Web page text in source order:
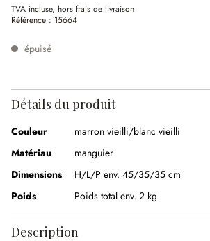
TVA incluse, hors frais de livraison
Référence : 15664
épuisé
Détails du produit
Couleur
marron vieilli/blanc vieilli
Matériau
manguier
Dimensions
H/L/P env. 45/35/35 cm
Poids
Poids total env. 2 kg
Description